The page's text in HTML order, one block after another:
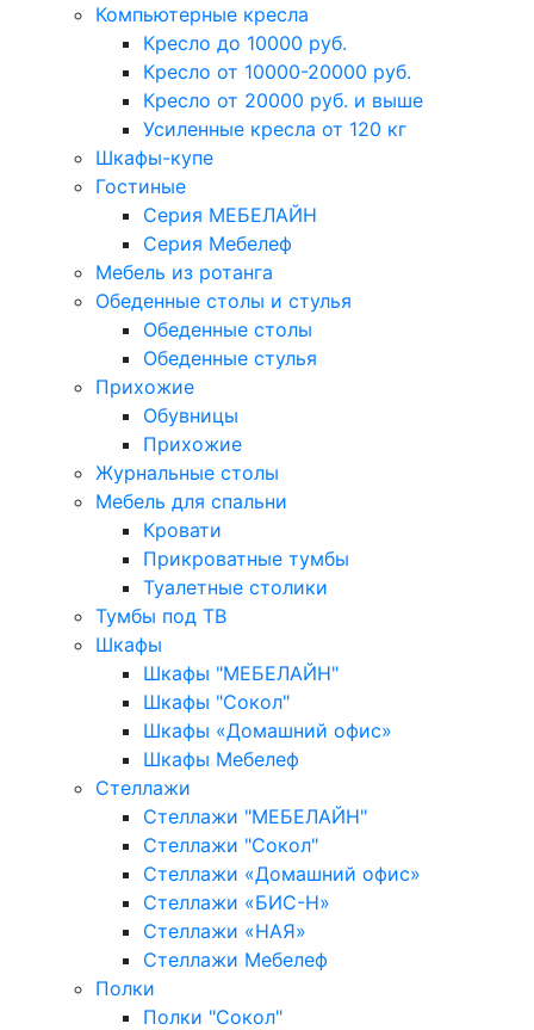
Компьютерные кресла
Кресло до 10000 руб.
Кресло от 10000-20000 руб.
Кресло от 20000 руб. и выше
Усиленные кресла от 120 кг
Шкафы-купе
Гостиные
Серия МЕБЕЛАЙН
Серия Мебелеф
Мебель из ротанга
Обеденные столы и стулья
Обеденные столы
Обеденные стулья
Прихожие
Обувницы
Прихожие
Журнальные столы
Мебель для спальни
Кровати
Прикроватные тумбы
Туалетные столики
Тумбы под ТВ
Шкафы
Шкафы "МЕБЕЛАЙН"
Шкафы "Сокол"
Шкафы «Домашний офис»
Шкафы Мебелеф
Стеллажи
Стеллажи "МЕБЕЛАЙН"
Стеллажи "Сокол"
Стеллажи «Домашний офис»
Стеллажи «БИС-Н»
Стеллажи «НАЯ»
Стеллажи Мебелеф
Полки
Полки "Сокол"